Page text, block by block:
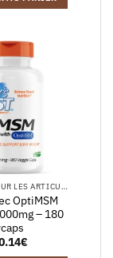
SOUTIEN POUR LES ARTICULATIONS
OptiMSM
– 180
€